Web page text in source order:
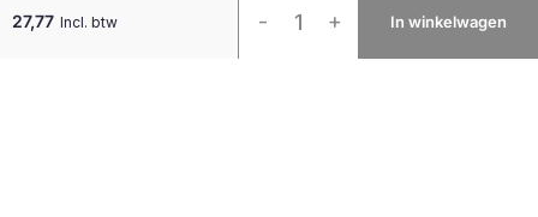
27,77 Incl. btw - + In winkelwagen